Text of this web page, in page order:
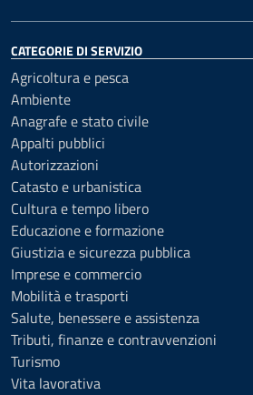
CATEGORIE DI SERVIZIO
Agricoltura e pesca
Ambiente
Anagrafe e stato civile
Appalti pubblici
Autorizzazioni
Catasto e urbanistica
Cultura e tempo libero
Educazione e formazione
Giustizia e sicurezza pubblica
Imprese e commercio
Mobilità e trasporti
Salute, benessere e assistenza
Tributi, finanze e contravvenzioni
Turismo
Vita lavorativa